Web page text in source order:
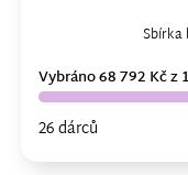
Sbírka
26 dárců
Vybráno 68 792 Kč z